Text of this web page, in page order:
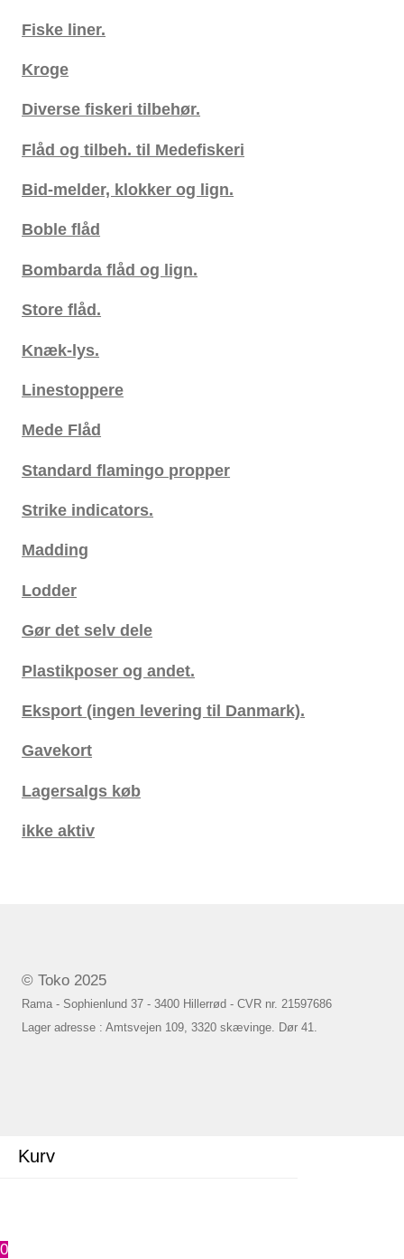
Fiske liner.
Kroge
Diverse fiskeri tilbehør.
Flåd og tilbeh. til Medefiskeri
Bid-melder, klokker og lign.
Boble flåd
Bombarda flåd og lign.
Store flåd.
Knæk-lys.
Linestoppere
Mede Flåd
Standard flamingo propper
Strike indicators.
Madding
Lodder
Gør det selv dele
Plastikposer og andet.
Eksport (ingen levering til Danmark).
Gavekort
Lagersalgs køb
ikke aktiv
© Toko 2025
Rama - Sophienlund 37 - 3400 Hillerrød - CVR nr. 21597686
Lager adresse : Amtsvejen 109, 3320 skævinge. Dør 41.
0
Kurv